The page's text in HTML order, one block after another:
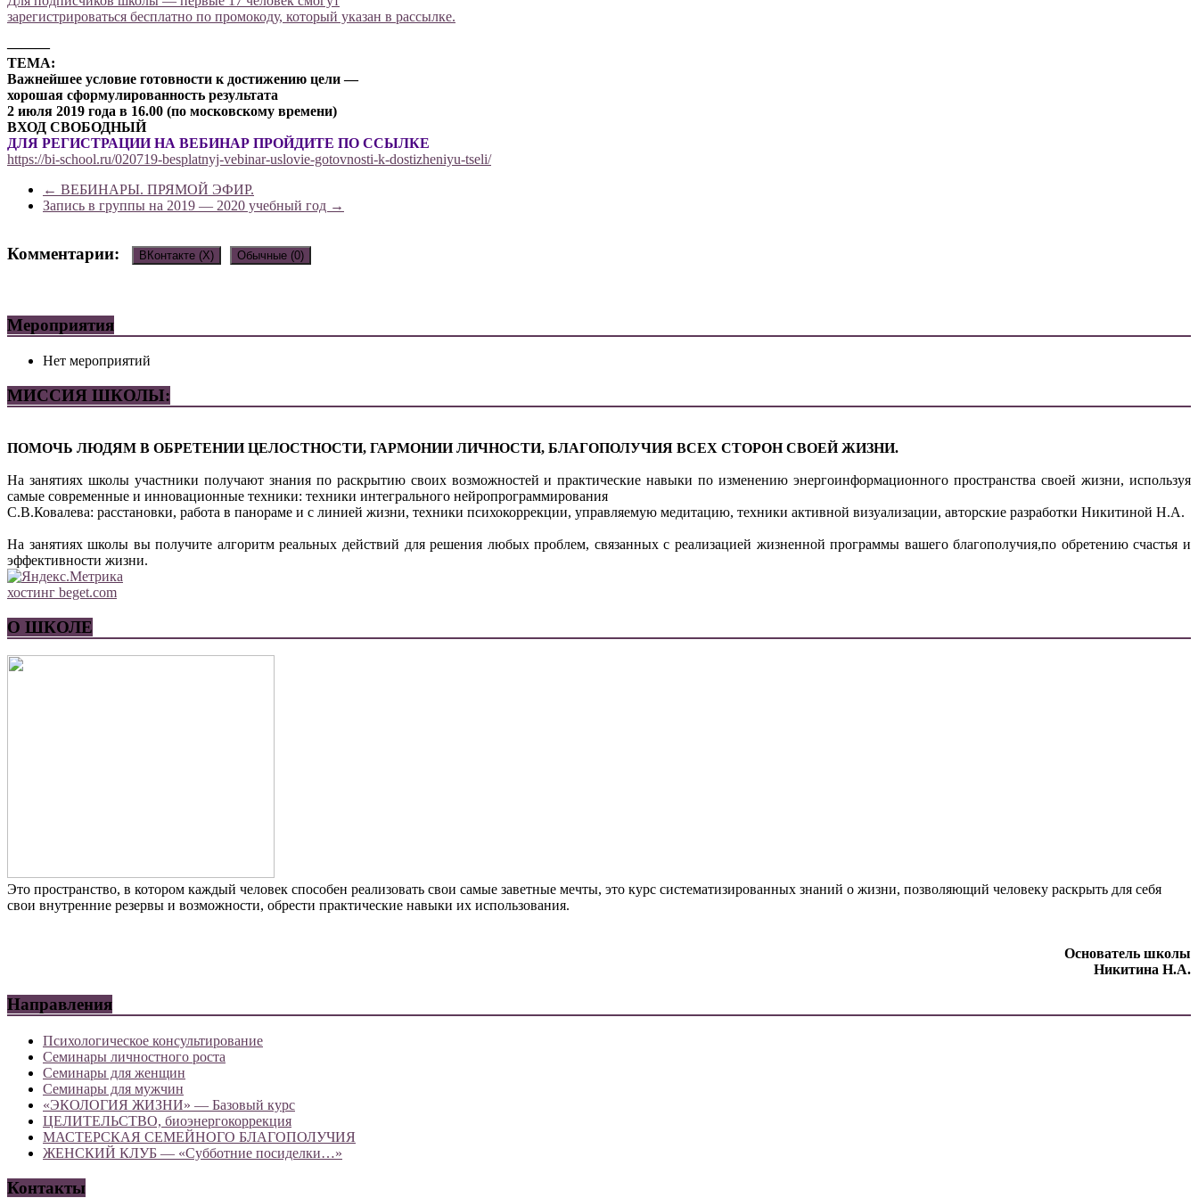
зарегистрироваться бесплатно по промокоду, который указан в рассылке.
———
ТЕМА:
Важнейшее условие готовности к достижению цели —
хорошая сформулированность результата
2 июля 2019 года в 16.00 (по московскому времени)
ВХОД СВОБОДНЫЙ
ДЛЯ РЕГИСТРАЦИИ НА ВЕБИНАР ПРОЙДИТЕ ПО ССЫЛКЕ
https://bi-school.ru/020719-besplatnyj-vebinar-uslovie-gotovnosti-k-dostizheniyu-tseli/
← ВЕБИНАРЫ. ПРЯМОЙ ЭФИР.
Запись в группы на 2019 — 2020 учебный год →
Комментарии: ВКонтакте (X) Обычные (0)
Добавить комментарий
Ваш адрес email не будет опубликован.
Комментарий
Имя*
Email*
Сайт
Мероприятия
Нет мероприятий
МИССИЯ ШКОЛЫ:
ПОМОЧЬ ЛЮДЯМ В ОБРЕТЕНИИ ЦЕЛОСТНОСТИ, ГАРМОНИИ ЛИЧНОСТИ, БЛАГОПОЛУЧИЯ ВСЕХ СТОРОН СВОЕЙ ЖИЗНИ.
На занятиях школы участники получают знания по раскрытию своих возможностей и практические навыки по изменению энергоинформационного пространства своей жизни, используя
самые современные и инновационные техники: техники интегрального нейропрограммирования
С.В.Ковалева: расстановки, работа в панораме и с линией жизни, техники психокоррекции, управляемую медитацию, техники активной визуализации, авторские разработки Никитиной Н.А.
На занятиях школы вы получите алгоритм реальных действий для решения любых проблем, связанных с реализацией жизненной программы вашего благополучия,по обретению счастья и
эффективности жизни.
хостинг beget.com
О ШКОЛЕ
Это пространство, в котором каждый человек способен реализовать свои самые заветные мечты, это курс систематизированных знаний о жизни, позволяющий человеку раскрыть для себя
свои внутренние резервы и возможности, обрести практические навыки их использования.
Основатель школы
Никитина Н.А.
Направления
Психологическое консультирование
Семинары личностного роста
Семинары для женщин
Семинары для мужчин
«ЭКОЛОГИЯ ЖИЗНИ» — Базовый курс
ЦЕЛИТЕЛЬСТВО, биоэнергокоррекция
МАСТЕРСКАЯ СЕМЕЙНОГО БЛАГОПОЛУЧИЯ
ЖЕНСКИЙ КЛУБ — «Субботние посиделки…»
Контакты